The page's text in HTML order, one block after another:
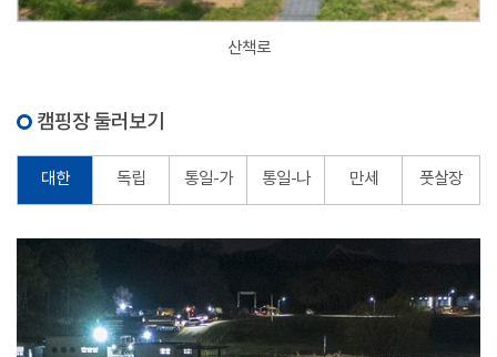
산책로
캠핑장 둘러보기
대한 독립 통일-가 통일-나 만세 풋살장